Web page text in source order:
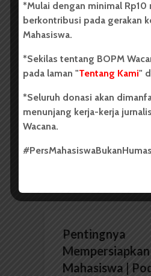
Bunkasai USU
Budaya Jepang di
Oleh: Dewi Annisa Putri
mahasiswa Program Studi
Bahasa Jepang USU
Pentingnya
Mahasiswa |
*Mulai dengan minimal Rp10
berkontribusi pada gerakan
Mahasiswa.
*Sekilas tentang BOPM
pada laman "Tentang Kami"
*Seluruh donasi akan
menunjang kerja-kerja
Wacana.